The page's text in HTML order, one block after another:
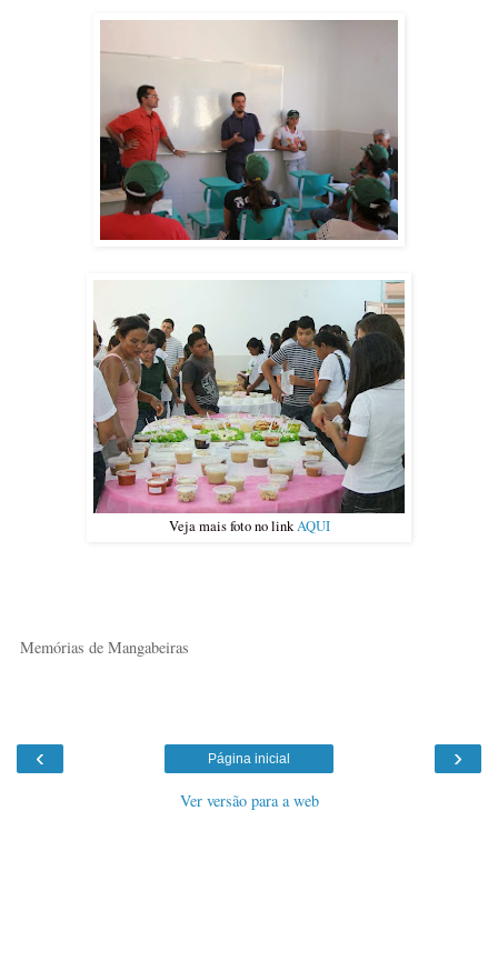
Veja mais foto no linkAQUI
Memórias de Mangabeiras
‹ ›
Página inicial
Ver versão para a web